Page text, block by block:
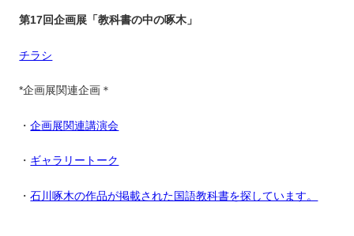
第17回企画展「教科書の中の啄木」
チラシ
*企画展関連企画＊
・企画展関連講演会
・ ギャラリートーク
・石川啄木の作品が掲載された国語教科書を探しています。